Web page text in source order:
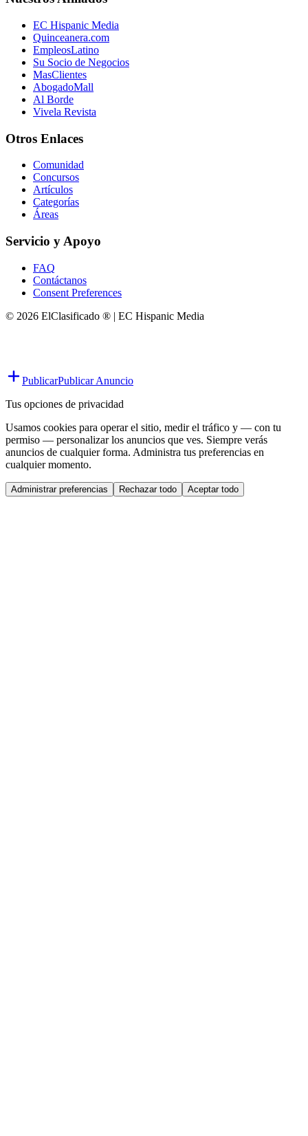
EC Hispanic Media
Quinceanera.com
EmpleosLatino
Su Socio de Negocios
MasClientes
AbogadoMall
Al Borde
Vivela Revista
Otros Enlaces
Comunidad
Concursos
Artículos
Categorías
Áreas
Servicio y Apoyo
FAQ
Contáctanos
Consent Preferences
© 2026 ElClasificado ® | EC Hispanic Media
PublicarPublicar Anuncio
Tus opciones de privacidad
Usamos cookies para operar el sitio, medir el tráfico y — con tu
permiso — personalizar los anuncios que ves. Siempre verás
anuncios de cualquier forma. Administra tus preferencias en
cualquier momento.
Administrar preferencias Rechazar todo Aceptar todo